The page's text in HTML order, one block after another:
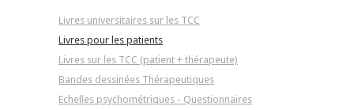
Livres universitaires sur les TCC
Livres pour les patients
Livres sur les TCC (patient + thérapeute)
Bandes dessinées Thérapeutiques
Echelles psychométriques - Questionnaires